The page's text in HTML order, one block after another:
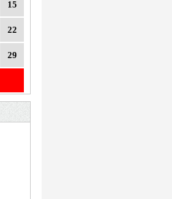
15
22
29